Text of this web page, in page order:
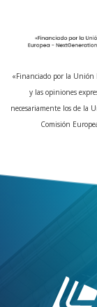
«Financiado por la Unión
y las opiniones
necesariamente los de la
Comisión